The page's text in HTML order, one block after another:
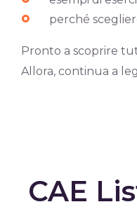
perché
Pronto a scoprire
Allora, continua a
CAE